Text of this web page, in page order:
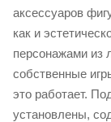
аксессуаров
как и
персонажами из
собственные
это работает.
установлены,